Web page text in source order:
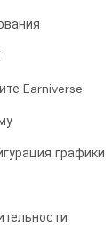
Earniverse
графики